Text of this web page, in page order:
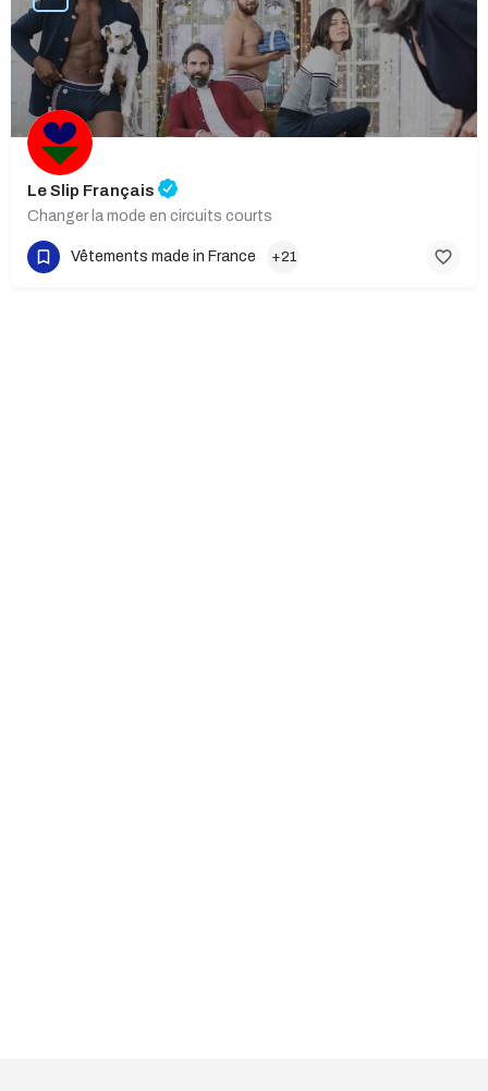
Le Slip Français
Changer la mode en circuits courts
Vêtements made in France +21